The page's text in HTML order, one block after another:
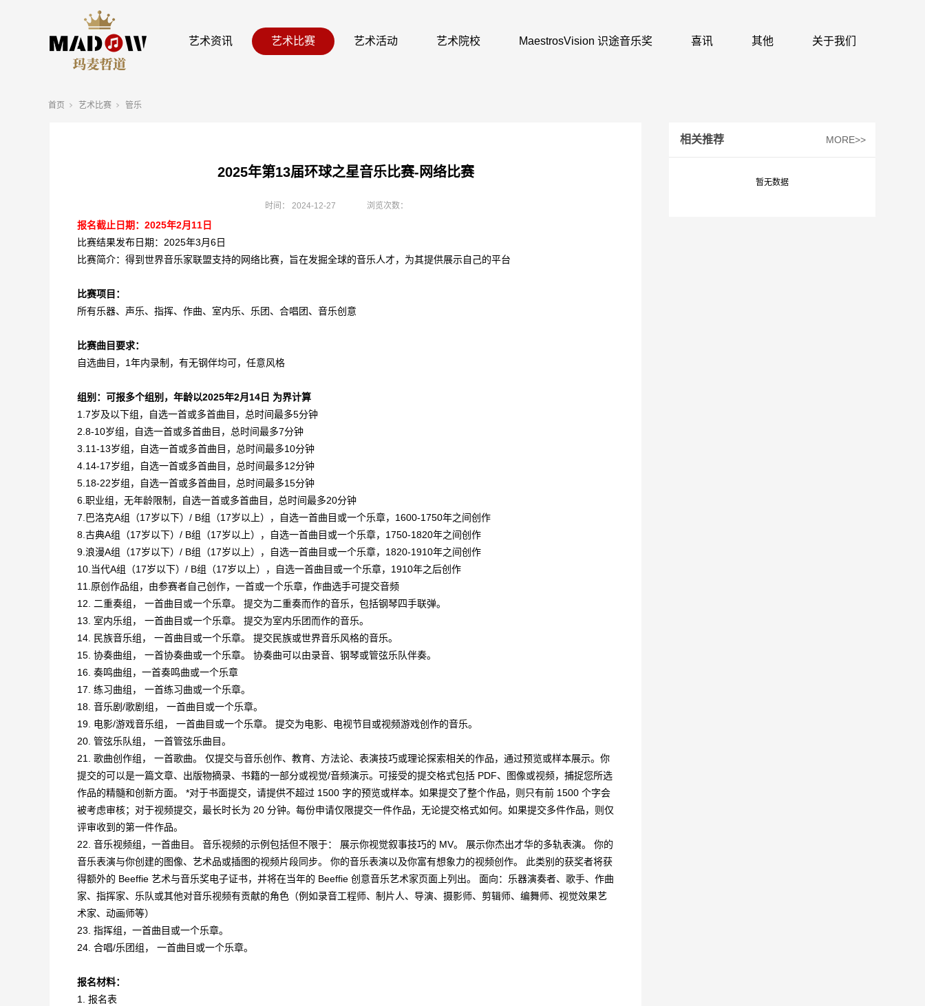
艺术资讯 艺术比赛 艺术活动 艺术院校 MaestrosVision 识途音乐奖 喜讯 其他 关于我们
首页 艺术比赛 管乐
2025年第13届环球之星音乐比赛-网络比赛
时间： 2024-12-27 浏览次数：
报名截止日期：2025年2月11日
比赛结果发布日期：2025年3月6日
比赛简介：得到世界音乐家联盟支持的网络比赛，旨在发掘全球的音乐人才，为其提供展示自己的平台
比赛项目：
所有乐器、声乐、指挥、作曲、室内乐、乐团、合唱团、音乐创意
比赛曲目要求：
自选曲目，1年内录制，有无钢伴均可，任意风格
组别：可报多个组别，年龄以2025年2月14日 为界计算
1. 7岁及以下组，自选一首或多首曲目，总时间最多5分钟
2. 8-10岁组，自选一首或多首曲目，总时间最多7分钟
3. 11-13岁组，自选一首或多首曲目，总时间最多10分钟
4. 14-17岁组，自选一首或多首曲目，总时间最多12分钟
5. 18-22岁组，自选一首或多首曲目，总时间最多15分钟
6. 职业组，无年龄限制，自选一首或多首曲目，总时间最多20分钟
7. 巴洛克A组（17岁以下）/ B组（17岁以上），自选一首曲目或一个乐章，1600-1750年之间创作
8. 古典A组（17岁以下）/ B组（17岁以上），自选一首曲目或一个乐章，1750-1820年之间创作
9. 浪漫A组（17岁以下）/ B组（17岁以上），自选一首曲目或一个乐章，1820-1910年之间创作
10. 当代A组（17岁以下）/ B组（17岁以上），自选一首曲目或一个乐章，1910年之后创作
11. 原创作品组，由参赛者自己创作，一首或一个乐章，作曲选手可提交音频
12. 二重奏组， 一首曲目或一个乐章。 提交为二重奏而作的音乐，包括钢琴四手联弹。
13. 室内乐组， 一首曲目或一个乐章。 提交为室内乐团而作的音乐。
14. 民族音乐组， 一首曲目或一个乐章。 提交民族或世界音乐风格的音乐。
15. 协奏曲组， 一首协奏曲或一个乐章。 协奏曲可以由录音、钢琴或管弦乐队伴奏。
16. 奏鸣曲组，一首奏鸣曲或一个乐章
17. 练习曲组， 一首练习曲或一个乐章。
18. 音乐剧/歌剧组， 一首曲目或一个乐章。
19. 电影/游戏音乐组， 一首曲目或一个乐章。 提交为电影、电视节目或视频游戏创作的音乐。
20. 管弦乐队组， 一首管弦乐曲目。
21. 歌曲创作组， 一首歌曲。 仅提交与音乐创作、教育、方法论、表演技巧或理论探索相关的作品，通过预览或样本展示。你
提交的可以是一篇文章、出版物摘录、书籍的一部分或视觉/音频演示。可接受的提交格式包括 PDF、图像或视频，捕捉您所选
作品的精髓和创新方面。 *对于书面提交，请提供不超过 1500 字的预览或样本。如果提交了整个作品，则只有前 1500 个字会
被考虑审核；对于视频提交，最长时长为 20 分钟。每份申请仅限提交一件作品，无论提交格式如何。如果提交多件作品，则仅
评审收到的第一件作品。
22. 音乐视频组，一首曲目。 音乐视频的示例包括但不限于： 展示你视觉叙事技巧的 MV。 展示你杰出才华的多轨表演。 你的
音乐表演与你创建的图像、艺术品或插图的视频片段同步。 你的音乐表演以及你富有想象力的视频创作。 此类别的获奖者将获
得额外的 Beeffie 艺术与音乐奖电子证书，并将在当年的 Beeffie 创意音乐艺术家页面上列出。 面向：乐器演奏者、歌手、作曲
家、指挥家、乐队或其他对音乐视频有贡献的角色（例如录音工程师、制片人、导演、摄影师、剪辑师、编舞师、视觉效果艺
术家、动画师等）
23. 指挥组，一首曲目或一个乐章。
24. 合唱/乐团组， 一首曲目或一个乐章。
报名材料：
1. 报名表
相关推荐 MORE>>
暂无数据